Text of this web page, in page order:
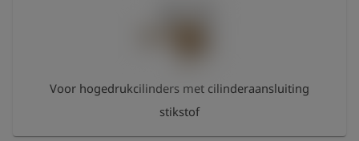
Voor hogedrukcilinders met cilinderaansluiting
stikstof